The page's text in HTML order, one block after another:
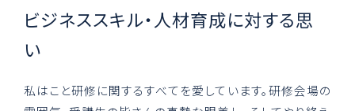
ビジネススキル・人材育成に対する思
い
私はこと研修に関するすべてを愛しています。研修会場の